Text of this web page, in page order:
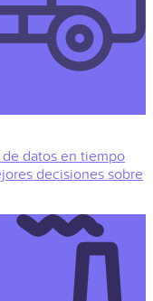
datos en tiempo
decisiones sobre